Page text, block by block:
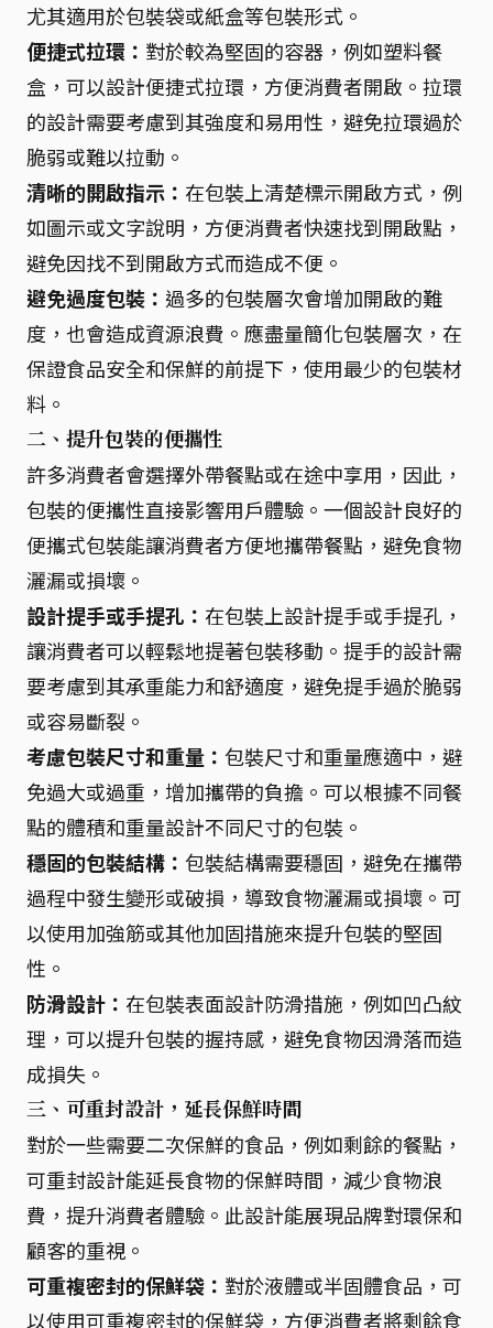
尤其適用於包裝袋或紙盒等包裝形式。
便捷式拉環： 對於較為堅固的容器，例如塑料餐
盒，可以設計便捷式拉環，方便消費者開啟。拉環
的設計需要考慮到其強度和易用性，避免拉環過於
脆弱或難以拉動。
清晰的開啟指示： 在包裝上清楚標示開啟方式，例
如圖示或文字說明，方便消費者快速找到開啟點，
避免因找不到開啟方式而造成不便。
避免過度包裝： 過多的包裝層次會增加開啟的難
度，也會造成資源浪費。應盡量簡化包裝層次，在
保證食品安全和保鮮的前提下，使用最少的包裝材
料。
二、提升包裝的便攜性
許多消費者會選擇外帶餐點或在途中享用，因此，
包裝的便攜性直接影響用戶體驗。一個設計良好的
便攜式包裝能讓消費者方便地攜帶餐點，避免食物
灑漏或損壞。
設計提手或手提孔： 在包裝上設計提手或手提孔，
讓消費者可以輕鬆地提著包裝移動。提手的設計需
要考慮到其承重能力和舒適度，避免提手過於脆弱
或容易斷裂。
考慮包裝尺寸和重量： 包裝尺寸和重量應適中，避
免過大或過重，增加攜帶的負擔。可以根據不同餐
點的體積和重量設計不同尺寸的包裝。
穩固的包裝結構： 包裝結構需要穩固，避免在攜帶
過程中發生變形或破損，導致食物灑漏或損壞。可
以使用加強筋或其他加固措施來提升包裝的堅固
性。
防滑設計： 在包裝表面設計防滑措施，例如凹凸紋
理，可以提升包裝的握持感，避免食物因滑落而造
成損失。
三、可重封設計，延長保鮮時間
對於一些需要二次保鮮的食品，例如剩餘的餐點，
可重封設計能延長食物的保鮮時間，減少食物浪
費，提升消費者體驗。此設計能展現品牌對環保和
顧客的重視。
可重複密封的保鮮袋： 對於液體或半固體食品，可
以使用可重複密封的保鮮袋，方便消費者將剩餘食